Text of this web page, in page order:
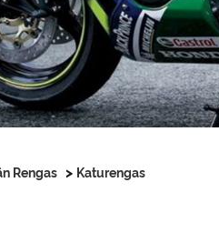
Rengas > Katurengas